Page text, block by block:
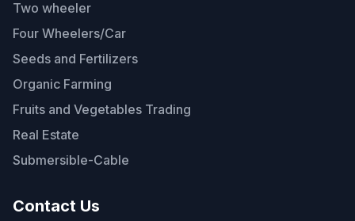
Two wheeler
Four Wheelers/Car
Seeds and Fertilizers
Organic Farming
Fruits and Vegetables Trading
Real Estate
Submersible-Cable
Contact Us